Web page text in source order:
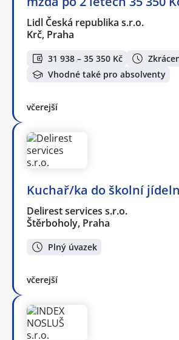
Lidl Česká republika s.r.o.
Krč, Praha
31 938 – 35 350 Kč
Vhodné také pro absolventy
včerejší
Kuchař/ka do školní
Delirest services s.r.o.
Štěrboholy, Praha
Plný úvazek
včerejší